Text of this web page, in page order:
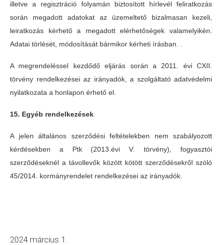
illetve a regisztráció folyamán biztosított hírlevél feliratkozás
során megadott adatokat az üzemeltető bizalmasan kezeli,
leiratkozás kérhető a megadott elérhetőségek valamelyikén.
Adatai törlését, módosítását bármikor kérheti írásban. .
A megrendeléssel kezdődő eljárás során a 2011. évi CXII.
törvény rendelkezései az irányadók, a szolgáltató adatvédelmi
nyilatkozata a honlapon érhető el.
15. Egyéb rendelkezések
A jelen általános szerződési feltételekben nem szabályozott
kérdésekben a Ptk (2013.évi V. törvény), fogyasztói
szerződéseknél a távollevők között kötött szerződésekről szóló
45/2014. kormányrendelet rendelkezései az irányadók.
2024 március 1.